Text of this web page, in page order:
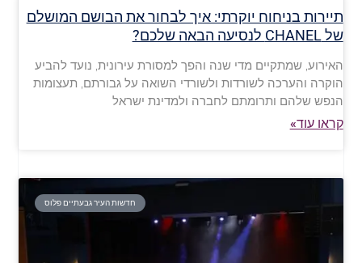
תיירות בניחוח יוקרתי: איך לבחור את הבושם המושלם
של CHANEL לנסיעה הבאה שלכם?
האירוע, שמתקיים מדי שנה והפך למסורת עירונית, נועד להביע
הוקרה והערכה לשורדות ולשורדי השואה על גבורתם, תעצומות
הנפש שלהם ותרומתם לחברה ולמדינת ישראל
קראו עוד»
חדשות העיר גבעתיים פלוס